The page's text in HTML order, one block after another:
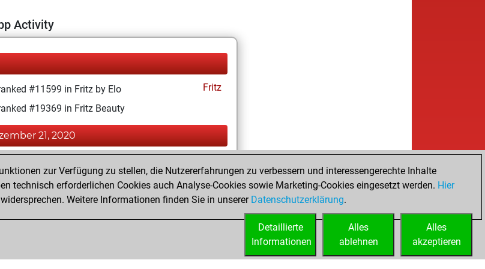
Activity
#11599 in Fritz by Elo
Fritz
#19369 in Fritz Beauty
21, 2020
a new Elo of 1592
your Fritz account
zur Verfügung zu stellen, die Nutzererfahrungen zu verbessern und interessengerechte Inhalte
technisch erforderlichen Cookies auch Analyse-Cookies sowie Marketing-Cookies eingesetzt werden. Hier
Weitere Informationen finden Sie in unserer Datenschutzerklärung.
Alles
akzeptieren
Alles
ablehnen
Detaillierte
Informationen